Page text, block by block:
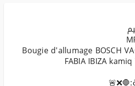
Bougie d'allumage BOSCH